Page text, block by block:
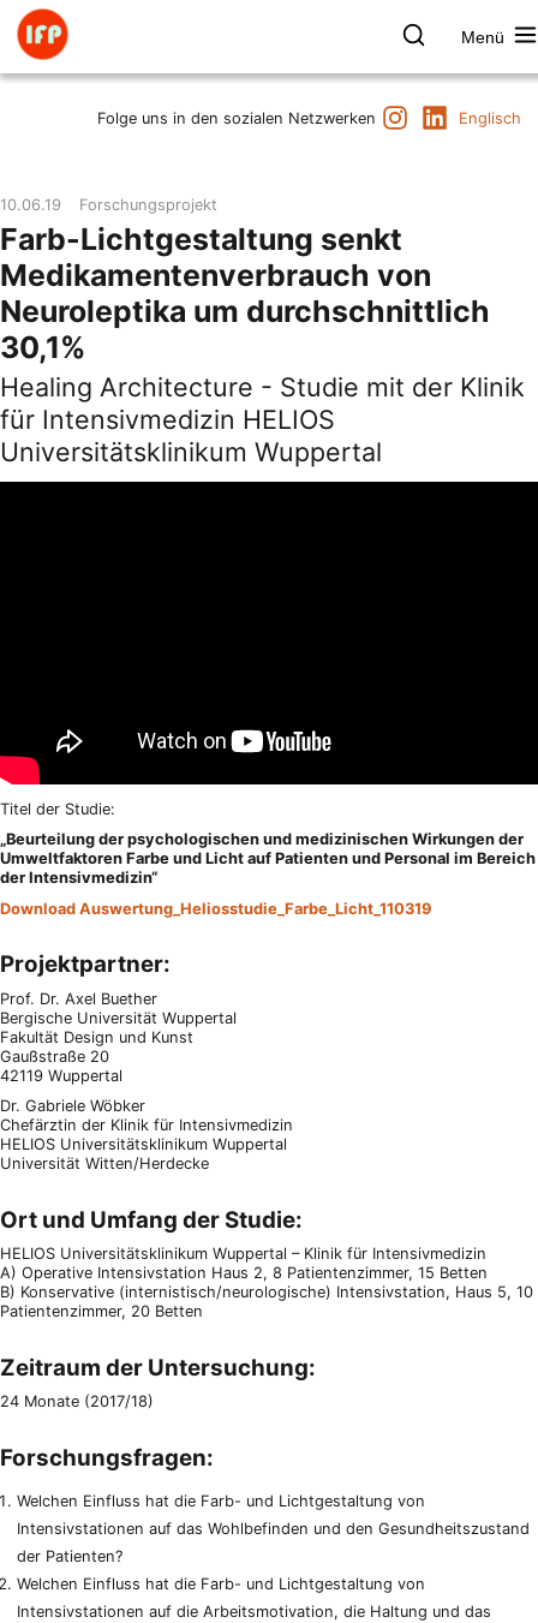
Zum
Inhalt
springen
Farbpsychologie
Menü
Vorträge & Publikationen
Axel Buether
Kontakt
Folge uns in den sozialen Netzwerken
InstagramLinkedIn
Englisch
10.06.19 Forschungsprojekt
Farb-Lichtgestaltung senkt
Medikamentenverbrauch von
Neuroleptika um durchschnittlich
30,1%
Healing Architecture - Studie mit der Klinik
für Intensivmedizin HELIOS
Universitätsklinikum Wuppertal
Titel der Studie:
„Beurteilung der psychologischen und medizinischen Wirkungen der
Umweltfaktoren Farbe und Licht auf Patienten und Personal im Bereich
der Intensivmedizin“
Download Auswertung_Heliosstudie_Farbe_Licht_110319
Projektpartner:
Prof. Dr. Axel Buether
Bergische Universität Wuppertal
Fakultät Design und Kunst
Gaußstraße 20
42119 Wuppertal
Dr. Gabriele Wöbker
Chefärztin der Klinik für Intensivmedizin
HELIOS Universitätsklinikum Wuppertal
Universität Witten/Herdecke
Ort und Umfang der Studie:
HELIOS Universitätsklinikum Wuppertal – Klinik für Intensivmedizin
A) Operative Intensivstation Haus 2, 8 Patientenzimmer, 15 Betten
B) Konservative (internistisch/neurologische) Intensivstation, Haus 5, 10
Patientenzimmer, 20 Betten
Zeitraum der Untersuchung:
24 Monate (2017/18)
Forschungsfragen:
Welchen Einfluss hat die Farb- und Lichtgestaltung von
Intensivstationen auf das Wohlbefinden und den Gesundheitszustand
der Patienten?
Welchen Einfluss hat die Farb- und Lichtgestaltung von
Intensivstationen auf die Arbeitsmotivation, die Haltung und das